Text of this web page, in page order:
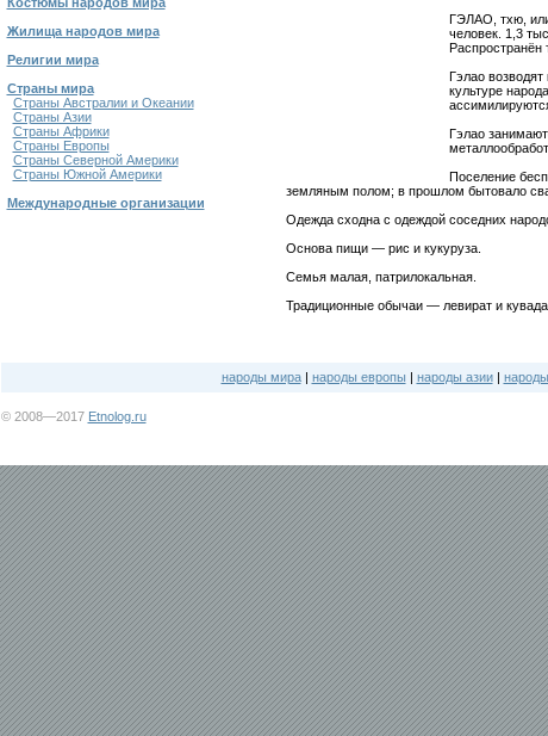
Жилища народов мира
Религии мира
Страны мира
Страны Австралии и Океании
Страны Азии
Страны Африки
Страны Европы
Страны Северной Америки
Страны Южной Америки
Международные организации
ГЭЛАО, тхю, или
человек. 1,3
Распространён
Гэлао
культуре
Гэлао
Поселение
земляным полом; в прошлом бытовало
Одежда сходна с одеждой соседних
Основа пищи — рис и кукуруза.
Семья малая, патрилокальная.
Традиционные обычаи — левират и
народы мира| народы европы | народы азии|
© 2008—2017 Etnolog.ru